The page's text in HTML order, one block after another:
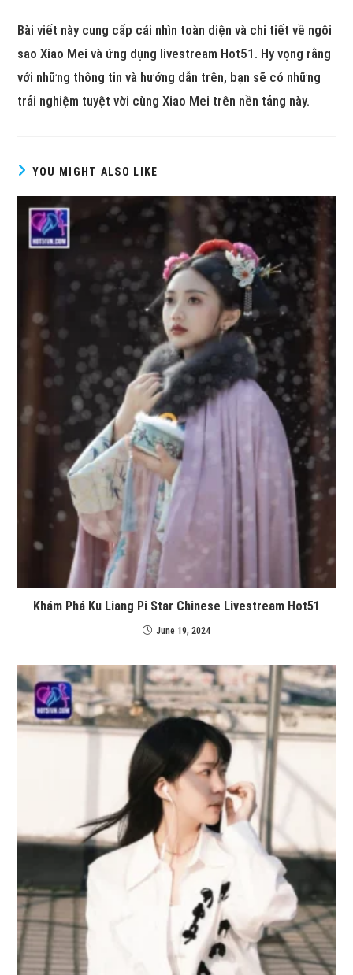
Bài viết này cung cấp cái nhìn toàn diện và chi tiết về ngôi
sao Xiao Mei và ứng dụng livestream Hot51. Hy vọng rằng
với những thông tin và hướng dẫn trên, bạn sẽ có những
trải nghiệm tuyệt vời cùng Xiao Mei trên nền tảng này.
YOU MIGHT ALSO LIKE
Khám Phá Ku Liang Pi Star Chinese Livestream Hot51
June 19, 2024